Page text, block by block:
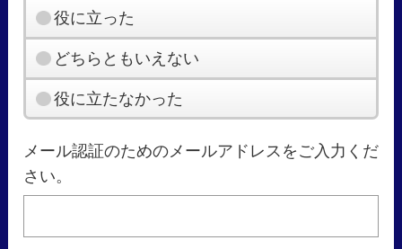
役に立った
どちらともいえない
役に立たなかった
メール認証のためのメールアドレスをご入力くだ
さい。